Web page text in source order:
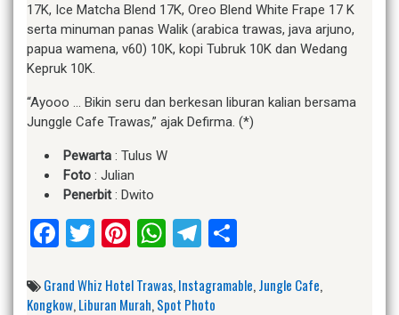
17K, Ice Matcha Blend 17K, Oreo Blend White Frape 17 K
serta minuman panas Walik (arabica trawas, java arjuno,
papua wamena, v60) 10K, kopi Tubruk 10K dan Wedang
Kepruk 10K.
“Ayooo … Bikin seru dan berkesan liburan kalian bersama
Junggle Cafe Trawas,” ajak Defirma. (*)
Pewarta : Tulus W
Foto : Julian
Penerbit: Dwito
Facebook
Twitter
Pinterest
WhatsApp
Telegram
Grand Whiz Hotel Trawas,Instagramable,Jungle Cafe,
Kongkow,Liburan Murah,Spot Photo